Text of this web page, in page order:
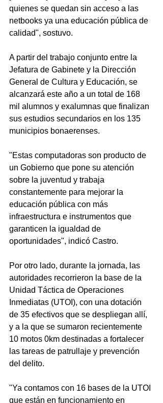
quienes se quedan sin acceso a las
netbooks ya una educación pública de
calidad", sostuvo.
A partir del trabajo conjunto entre la
Jefatura de Gabinete y la Dirección
General de Cultura y Educación, se
alcanzará este año a un total de 168
mil alumnos y exalumnas que finalizan
sus estudios secundarios en los 135
municipios bonaerenses.
"Estas computadoras son producto de
un Gobierno que pone su atención
sobre la juventud y trabaja
constantemente para mejorar la
educación pública con más
infraestructura e instrumentos que
garanticen la igualdad de
oportunidades", indicó Castro.
Por otro lado, durante la jornada, las
autoridades recorrieron la base de la
Unidad Táctica de Operaciones
Inmediatas (UTOI), con una dotación
de 35 efectivos que se despliegan allí,
y a la que se sumaron recientemente
10 motos 0km destinadas a fortalecer
las tareas de patrullaje y prevención
del delito.
"Ya contamos con 16 bases de la UTOI
que están en funcionamiento en